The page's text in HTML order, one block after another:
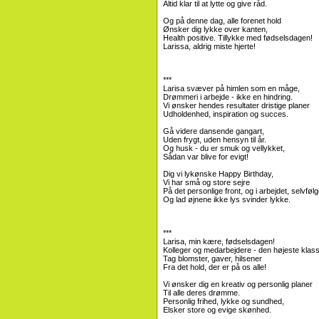
Altid klar til at lytte og give råd.
Og på denne dag, alle forenet hold
Ønsker dig lykke over kanten,
Health positive. Tillykke med fødselsdagen!
Larissa, aldrig miste hjerte!
***
Larisa svæver på himlen som en måge,
Drømmeri i arbejde - ikke en hindring.
Vi ønsker hendes resultater dristige planer
Udholdenhed, inspiration og succes.
Gå videre dansende gangart,
Uden frygt, uden hensyn til år.
Og husk - du er smuk og vellykket,
Sådan var blive for evigt!
Dig vi lykønske Happy Birthday,
Vi har små og store sejre
På det personlige front, og i arbejdet,
Og lad øjnene ikke lys svinder lykke.
***
Larisa, min kære, fødselsdagen!
Kolleger og medarbejdere - den højeste
Tag blomster, gaver, hilsener
Fra det hold, der er på os alle!
Vi ønsker dig en kreativ og personlig planer
Til alle deres drømme.
Personlig frihed, lykke og sundhed,
Elsker store og evige skønhed.